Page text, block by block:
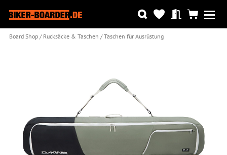
Board Shop Rucksäcke & Taschen Taschen für Ausrüstung